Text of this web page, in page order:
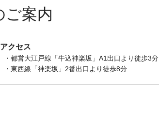
アクセス
・都営大江戸線「牛込神楽坂」A1出口より徒歩3分
・東西線「神楽坂」2番出口より徒歩8分